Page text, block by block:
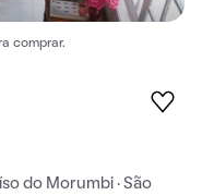
comprar.
do Morumbi · São